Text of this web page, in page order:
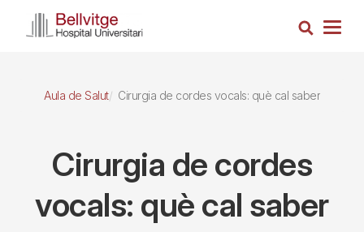
Cerca
Aula de Salut Cirurgia de cordes vocals: què cal saber
Cirurgia de cordes
vocals: què cal saber